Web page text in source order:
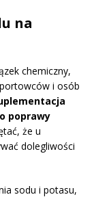
na
chemiczny,
i osób
poprawy
że u
dolegliwości
sodu i potasu,